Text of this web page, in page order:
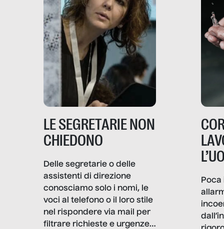
LE SEGRETARIE NON
CHIEDONO
Delle segretarie o delle
assistenti di direzione
conosciamo solo i nomi, le
voci al telefono o il loro stile
nel rispondere via mail per
filtrare richieste e urgenze. I